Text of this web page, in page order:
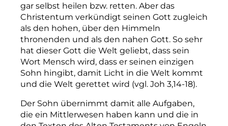
gar selbst heilen bzw. retten. Aber das
Christentum verkündigt seinen Gott zugleich
als den hohen, über den Himmeln
thronenden und als den nahen Gott. So sehr
hat dieser Gott die Welt geliebt, dass sein
Wort Mensch wird, dass er seinen einzigen
Sohn hingibt, damit Licht in die Welt kommt
und die Welt gerettet wird (vgl. Joh 3,14-18).
Der Sohn übernimmt damit alle Aufgaben,
die ein Mittlerwesen haben kann und die in